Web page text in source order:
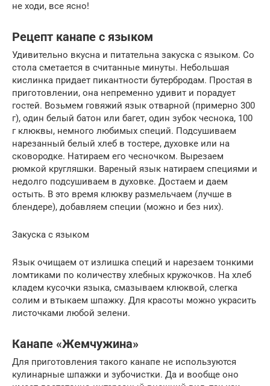
не ходи, все ясно!
Рецепт канапе с языком
Удивительно вкусна и питательна закуска с языком. Со
стола сметается в считанные минуты. Небольшая
кислинка придает пикантности бутербродам. Простая в
приготовлении, она непременно удивит и порадует
гостей. Возьмем говяжий язык отварной (примерно 300
г), один белый батон или багет, один зубок чеснока, 100
г клюквы, немного любимых специй. Подсушиваем
нарезанный белый хлеб в тостере, духовке или на
сковородке. Натираем его чесночком. Вырезаем
рюмкой кругляшки. Вареный язык натираем специями и
недолго подсушиваем в духовке. Достаем и даем
остыть. В это время клюкву размельчаем (лучше в
блендере), добавляем специи (можно и без них).
Закуска с языком
Язык очищаем от излишка специй и нарезаем тонкими
ломтиками по количеству хлебных кружочков. На хлеб
кладем кусочки языка, смазываем клюквой, слегка
солим и втыкаем шпажку. Для красоты можно украсить
листочками любой зелени.
Канапе «Жемчужина»
Для приготовления такого канапе не используются
кулинарные шпажки и зубочистки. Да и вообще оно